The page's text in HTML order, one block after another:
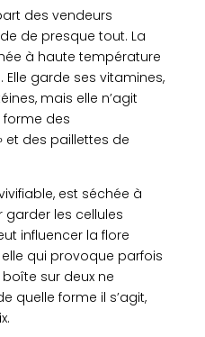
des vendeurs
de presque tout. La
à haute température
Elle garde ses vitamines,
mais elle n’agit
forme des
et des paillettes de
est séchée à
les cellules
influencer la flore
elle qui provoque parfois
sur deux ne
quelle forme il s’agit,